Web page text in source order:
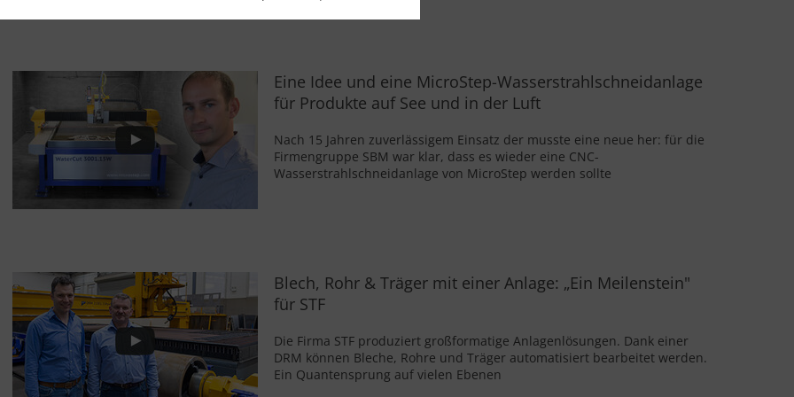
flexibler arbeiten"
Eine Idee und eine MicroStep-Wasserstrahlschneidanlage
für Produkte auf See und in der Luft
Nach 15 Jahren zuverlässigem Einsatz der musste eine neue her: für die
Firmengruppe SBM war klar, dass es wieder eine CNC-
Wasserstrahlschneidanlage von MicroStep werden sollte
Blech, Rohr & Träger mit einer Anlage: „Ein Meilenstein"
für STF
Die Firma STF produziert großformatige Anlagenlösungen. Dank einer
DRM können Bleche, Rohre und Träger automatisiert bearbeitet werden.
Ein Quantensprung auf vielen Ebenen